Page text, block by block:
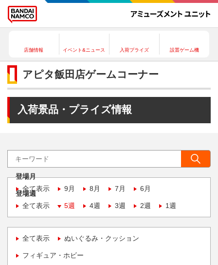
店舗情報 イベント&ニュース 入荷プライズ 設置ゲーム機
アピタ飯田店ゲームコーナー
入荷景品・プライズ情報
登場月
全て表示
9月 8月 7月 6月
登場週
全て表示
5週 4週 3週 2週 1週
全て表示 ぬいぐるみ・クッション
フィギュア・ホビー